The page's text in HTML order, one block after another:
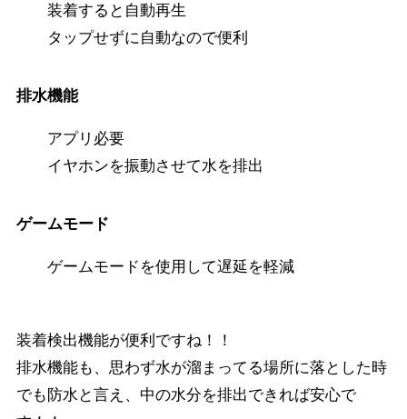
装着すると自動再生
タップせずに自動なので便利
排水機能
アプリ必要
イヤホンを振動させて水を排出
ゲームモード
ゲームモードを使用して遅延を軽減
装着検出機能が便利ですね！！
排水機能も、思わず水が溜まってる場所に落とした時
でも防水と言え、中の水分を排出できれば安心で